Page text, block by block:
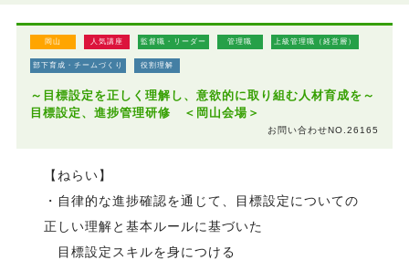
岡山 人気講座 監督職・リーダー 管理職 上級管理職（経営層）
部下育成・チームづくり 役割理解
～目標設定を正しく理解し、意欲的に取り組む人材育成を～
目標設定、進捗管理研修 ＜岡山会場＞
お問い合わせNO.26165
【ねらい】
・自律的な進捗確認を通じて、目標設定についての
正しい理解と基本ルールに基づいた
目標設定スキルを身につける